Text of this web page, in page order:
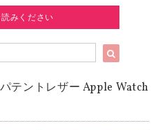
みください
テントレザー Apple Watch